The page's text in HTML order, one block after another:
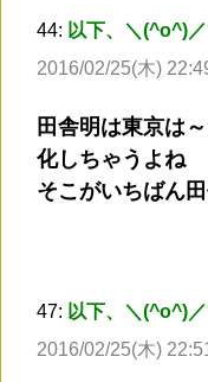
44: 以下、＼(^o^)
2016/02/25(木)
田舎明は東京は
化しちゃうよね
そこがいちばん
47: 以下、＼(^o^)
2016/02/25(木)